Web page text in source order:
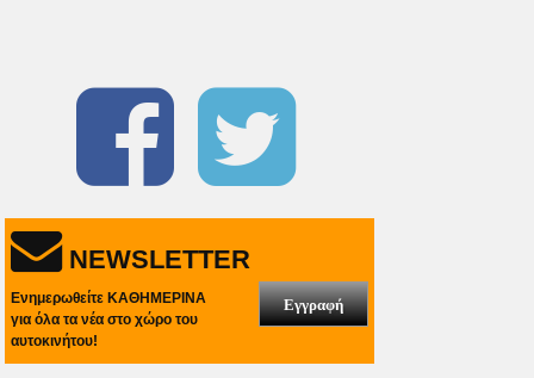
NEWSLETTER
Ενημερωθείτε ΚΑΘΗΜΕΡΙΝΑ
για όλα τα νέα στο χώρο του
αυτοκινήτου!
Εγγραφή